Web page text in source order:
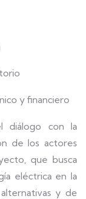
y financiero
diálogo con la
de los actores
que busca
eléctrica en la
y de